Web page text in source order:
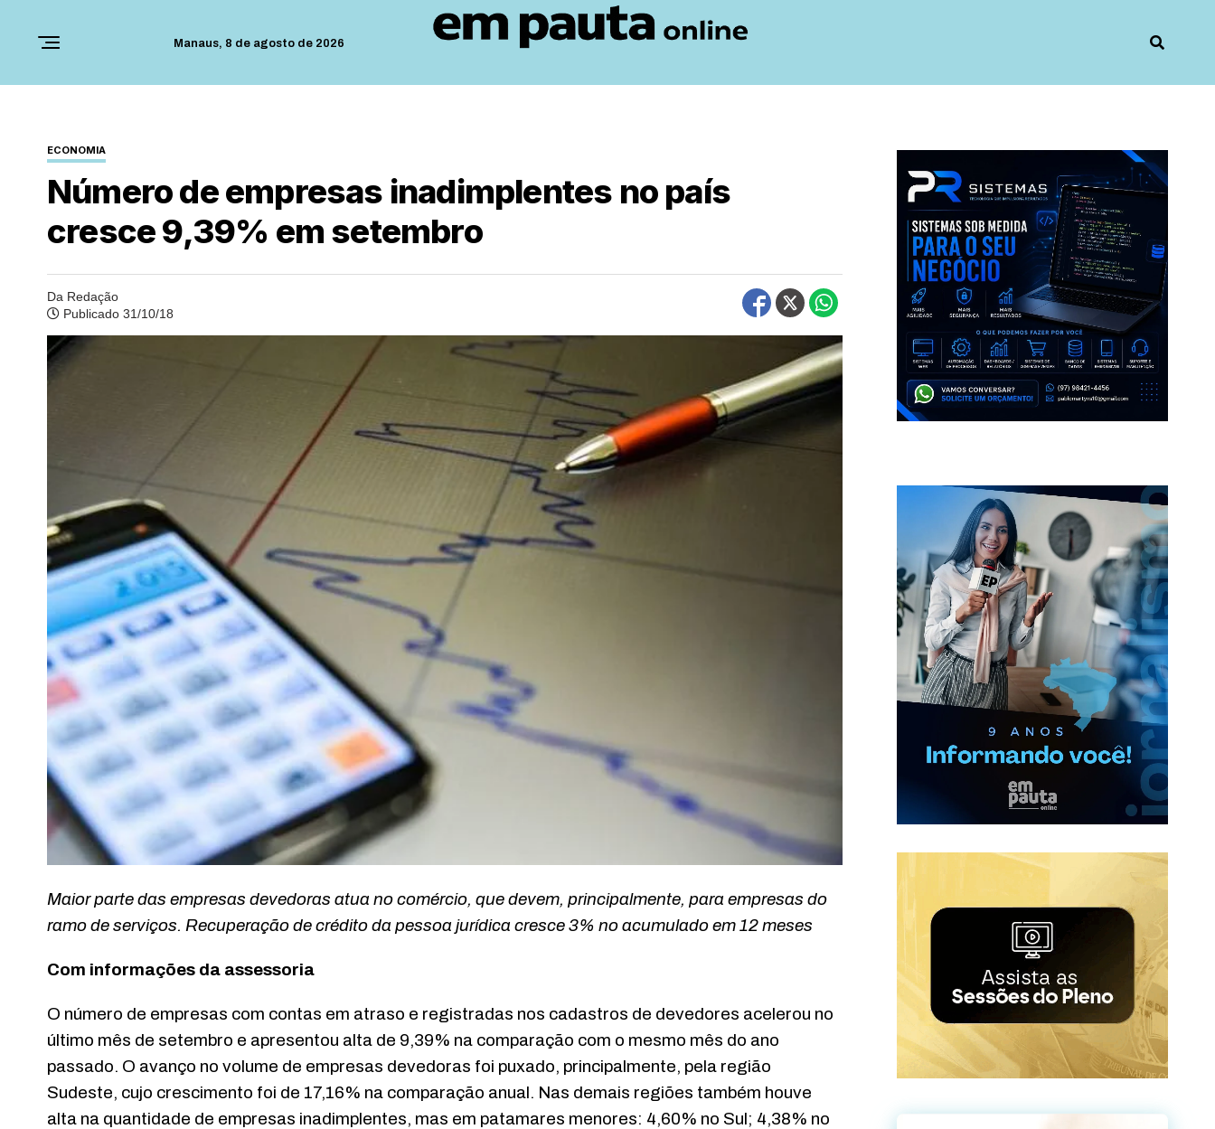
Manaus, 8 de agosto de 2026
ECONOMIA
Número de empresas inadimplentes no país
cresce 9,39% em setembro
Da Redação
Publicado 31/10/18
Maior parte das empresas devedoras atua no comércio, que devem, principalmente, para empresas do
ramo de serviços. Recuperação de crédito da pessoa jurídica cresce 3% no acumulado em 12 meses
Com informações da assessoria
O número de empresas com contas em atraso e registradas nos cadastros de devedores acelerou no
último mês de setembro e apresentou alta de 9,39% na comparação com o mesmo mês do ano
passado. O avanço no volume de empresas devedoras foi puxado, principalmente, pela região
Sudeste, cujo crescimento foi de 17,16% na comparação anual. Nas demais regiões também houve
alta na quantidade de empresas inadimplentes, mas em patamares menores: 4,60% no Sul; 4,38% no